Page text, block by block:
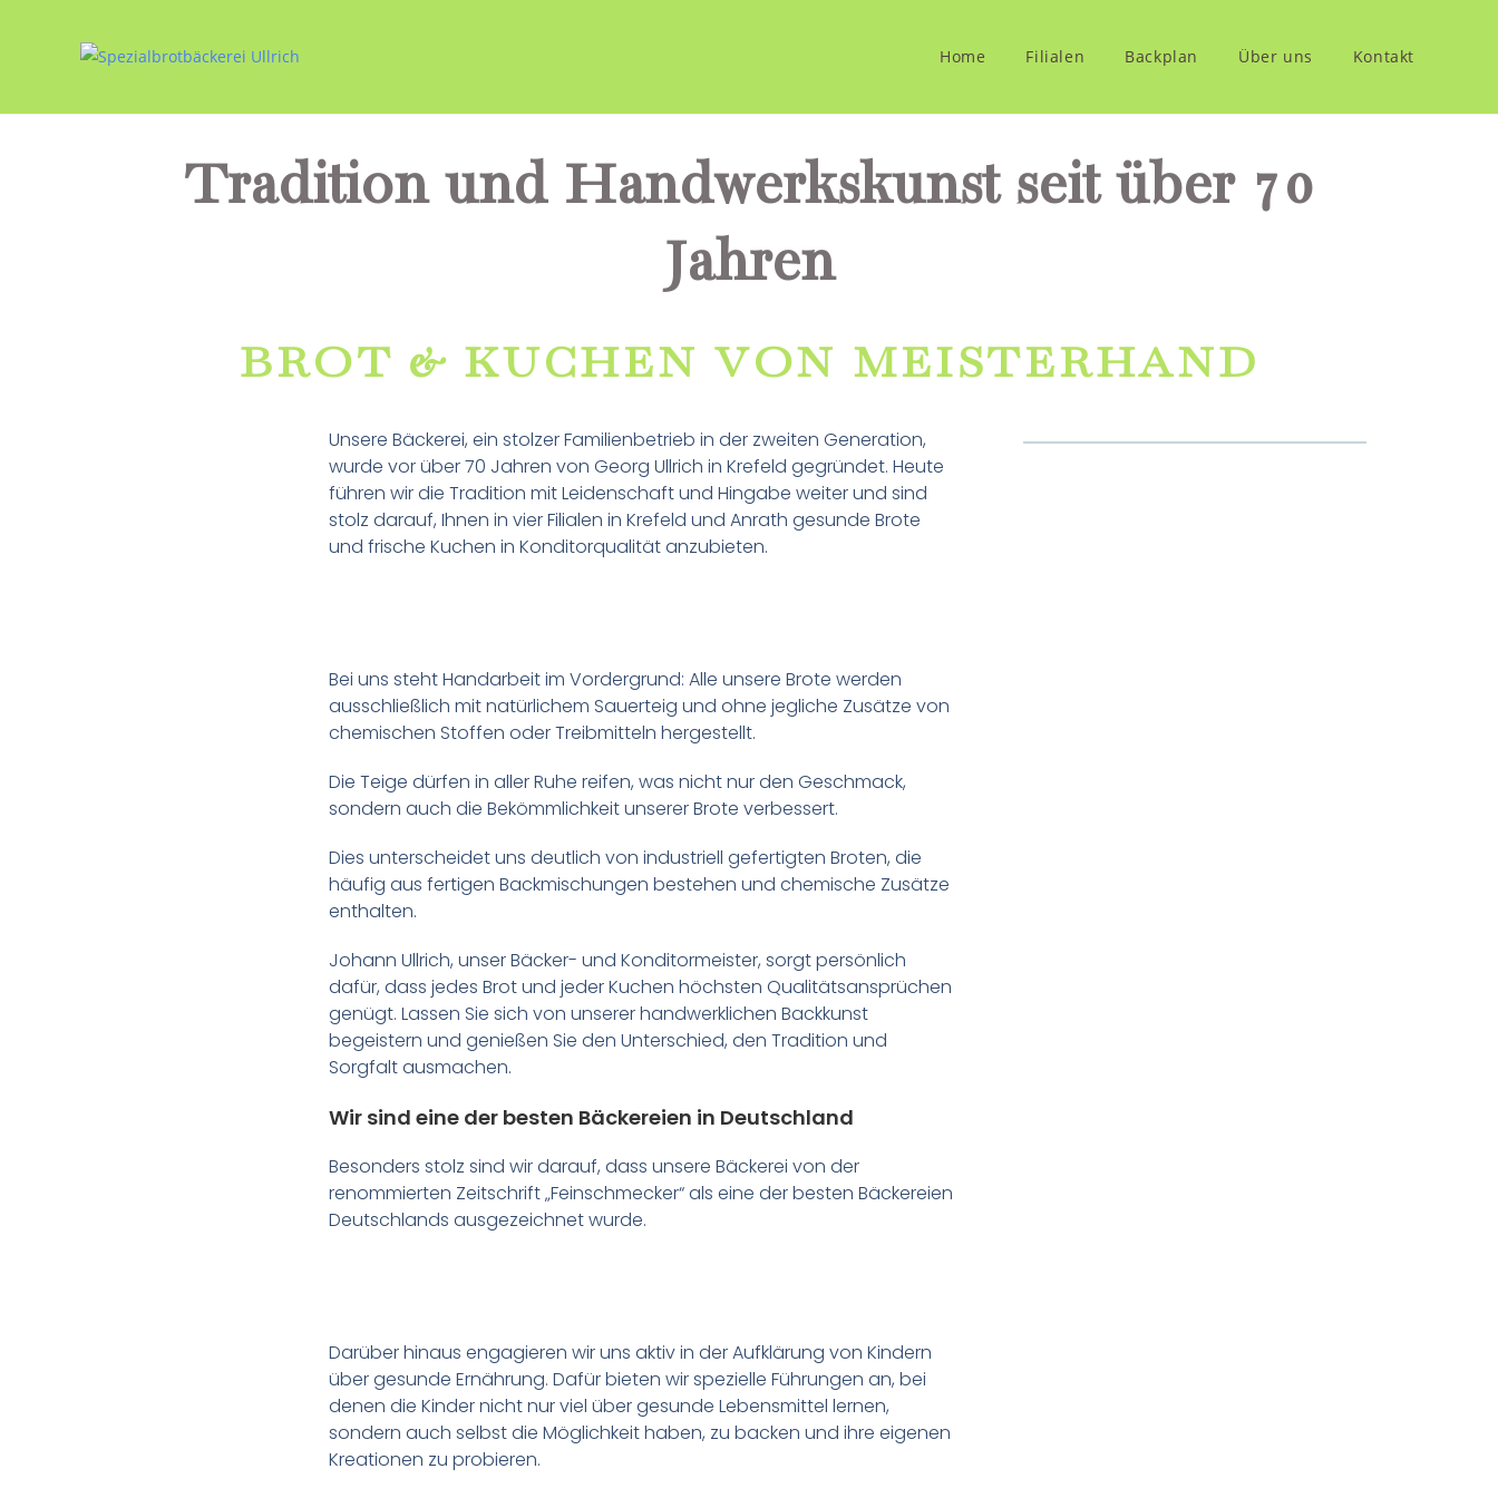
Home Filialen Backplan Über uns Kontakt
Tradition und Handwerkskunst seit über 70
Jahren
BROT & KUCHEN VON MEISTERHAND
Unsere Bäckerei, ein stolzer Familienbetrieb in der zweiten Generation,
wurde vor über 70 Jahren von Georg Ullrich in Krefeld gegründet. Heute
führen wir die Tradition mit Leidenschaft und Hingabe weiter und sind
stolz darauf, Ihnen in vier Filialen in Krefeld und Anrath gesunde Brote
und frische Kuchen in Konditorqualität anzubieten.
Bei uns steht Handarbeit im Vordergrund: Alle unsere Brote werden
ausschließlich mit natürlichem Sauerteig und ohne jegliche Zusätze von
chemischen Stoffen oder Treibmitteln hergestellt.
Die Teige dürfen in aller Ruhe reifen, was nicht nur den Geschmack,
sondern auch die Bekömmlichkeit unserer Brote verbessert.
Dies unterscheidet uns deutlich von industriell gefertigten Broten, die
häufig aus fertigen Backmischungen bestehen und chemische Zusätze
enthalten.
Johann Ullrich, unser Bäcker- und Konditormeister, sorgt persönlich
dafür, dass jedes Brot und jeder Kuchen höchsten Qualitätsansprüchen
genügt. Lassen Sie sich von unserer handwerklichen Backkunst
begeistern und genießen Sie den Unterschied, den Tradition und
Sorgfalt ausmachen.
Wir sind eine der besten Bäckereien in Deutschland
Besonders stolz sind wir darauf, dass unsere Bäckerei von der
renommierten Zeitschrift „Feinschmecker“ als eine der besten Bäckereien
Deutschlands ausgezeichnet wurde.
Darüber hinaus engagieren wir uns aktiv in der Aufklärung von Kindern
über gesunde Ernährung. Dafür bieten wir spezielle Führungen an, bei
denen die Kinder nicht nur viel über gesunde Lebensmittel lernen,
sondern auch selbst die Möglichkeit haben, zu backen und ihre eigenen
Kreationen zu probieren.